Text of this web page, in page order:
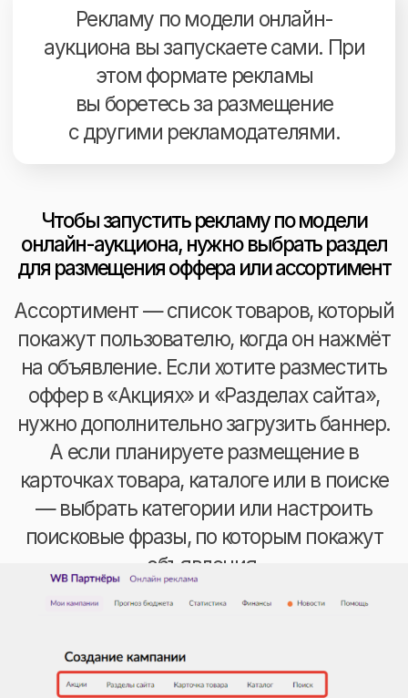
Читать подробнее
Наши услуги
по оптимизации
и продвижению
интернет-магазинов
на Wildberries включают:
Анализ конкурентов и определение
стратегии продвижения
Специалисты компании проведут
анализ рынка и конкурентов, чтобы
определить наиболее эффективные
методы продвижения вашего
интернет-магазина на Вайлдберриз.
1.